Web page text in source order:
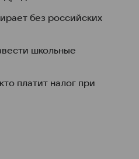
без российских
школьные
платит налог при